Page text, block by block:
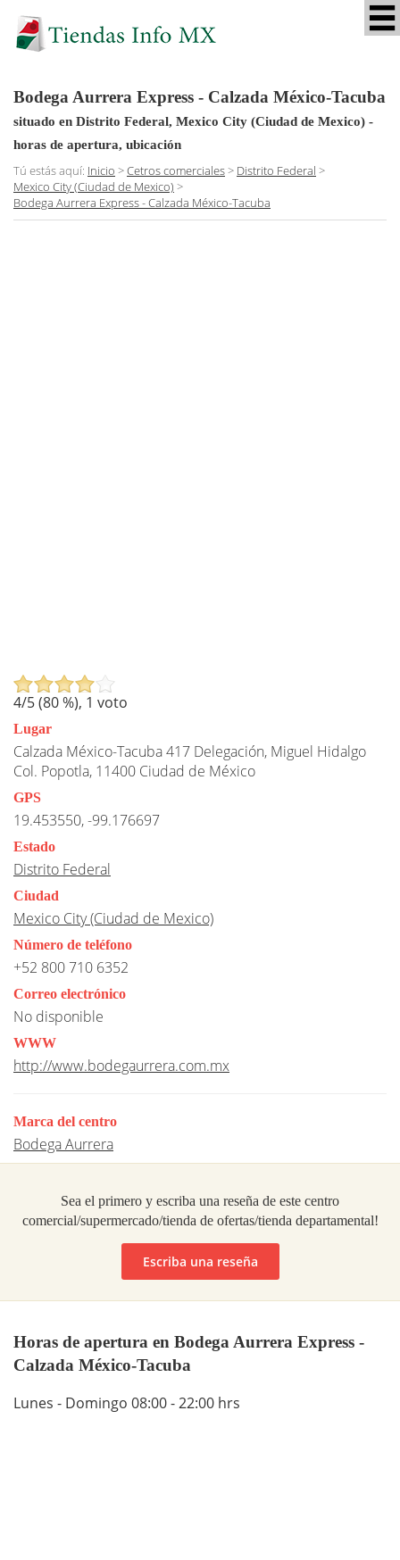
Bodega Aurrera Express - Calzada México-Tacuba
situado en Distrito Federal, Mexico City (Ciudad de Mexico) -
horas de apertura, ubicación
Tú estás aquí: Inicio >Cetros comerciales> Distrito Federal >
Mexico City (Ciudad de Mexico) >
Bodega Aurrera Express - Calzada México-Tacuba
4/5 (80%), 1 voto
Lugar
Calzada México-Tacuba 417 Delegación, Miguel Hidalgo
Col. Popotla, 11400 Ciudad de México
GPS
19.453550, -99.176697
Estado
Distrito Federal
Ciudad
Mexico City (Ciudad de Mexico)
Número de teléfono
+52 800 710 6352
Correo electrónico
No disponible
WWW
http://www.bodegaurrera.com.mx
Marca del centro
Bodega Aurrera
Sea el primero y escriba una reseña de este centro
comercial/supermercado/tienda de ofertas/tienda departamental!
Escriba una reseña
Horas de apertura en Bodega Aurrera Express -
Calzada México-Tacuba
Lunes - Domingo 08:00 - 22:00 hrs